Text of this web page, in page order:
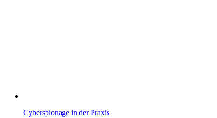
Cyberspionage in der Praxis